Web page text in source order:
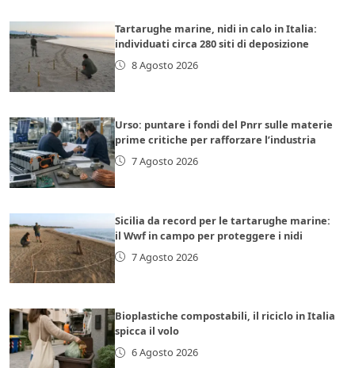
Tartarughe marine, nidi in calo in Italia:
individuati circa 280 siti di deposizione
8 Agosto 2026
Urso: puntare i fondi del Pnrr sulle materie
prime critiche per rafforzare l’industria
7 Agosto 2026
Sicilia da record per le tartarughe marine:
il Wwf in campo per proteggere i nidi
7 Agosto 2026
Bioplastiche compostabili, il riciclo in Italia
spicca il volo
6 Agosto 2026